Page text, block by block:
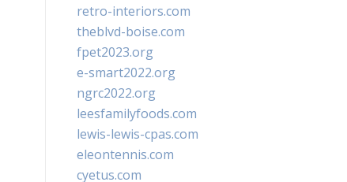
retro-interiors.com
theblvd-boise.com
fpet2023.org
e-smart2022.org
ngrc2022.org
leesfamilyfoods.com
lewis-lewis-cpas.com
eleontennis.com
cyetus.com